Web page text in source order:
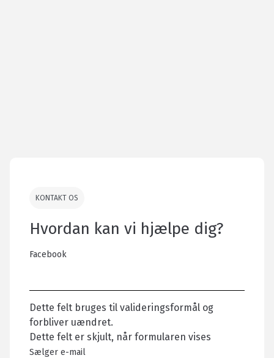
KONTAKT OS
Hvordan kan vi hjælpe dig?
Facebook
Dette felt bruges til valideringsformål og
forbliver uændret.
Dette felt er skjult, når formularen vises
Sælger e-mail